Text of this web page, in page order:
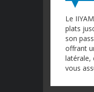
Le
plats
son
offrant
latérale,
vous